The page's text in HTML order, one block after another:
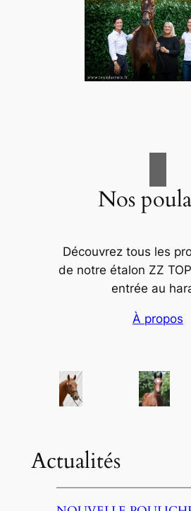
Nos
Découvrez tous les
de notre étalon ZZ
entrée au
À propos
Actualités